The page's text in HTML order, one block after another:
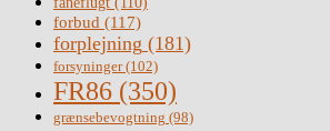
forbud (117)
forplejning (181)
forsyninger(102)
FR86 (350)
grænsebevogtning (98)